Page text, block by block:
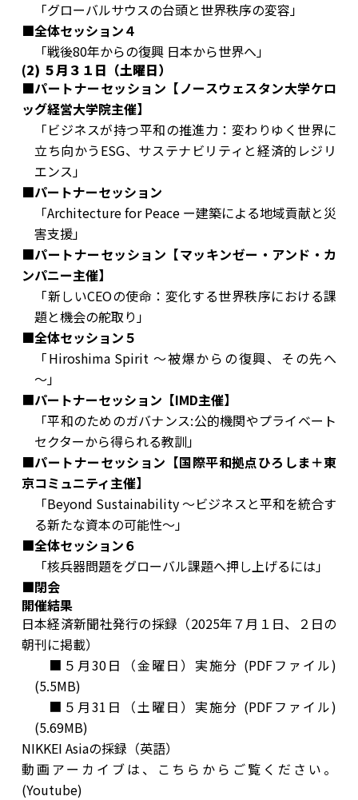
「グローバルサウスの台頭と世界秩序の変容」
■全体セッション４
「戦後80年からの復興 日本から世界へ」
(2) ５月３１日（土曜日）
■パートナーセッション【ノースウェスタン大学ケロ
ッグ経営大学院主催】
「ビジネスが持つ平和の推進力：変わりゆく世界に
立ち向かうESG、サステナビリティと経済的レジリ
エンス」
■パートナーセッション
​「Architecture for Peace ー建築による地域貢献と災
害支援」
■パートナーセッション【マッキンゼー・アンド・カ
ンパニー主催】
「新しいCEOの使命：変化する世界秩序における課
題と機会の舵取り」
■全体セッション５
「Hiroshima Spirit ～被爆からの復興、その先へ
～」
■パートナーセッション【IMD主催】
​「平和のためのガバナンス:公的機関やプライベート
セクターから得られる教訓」
■パートナーセッション【国際平和拠点ひろしま＋東
京コミュニティ主催】
「Beyond Sustainability ～ビジネスと平和を統合す
る新たな資本の可能性～」
■全体セッション６
「核兵器問題をグローバル課題へ押し上げるには」
■閉会
開催結果
日本経済新聞社発行の採録（2025年７月１日、２日の
朝刊に掲載）
■ ５月30日（金曜日）実施分 (PDFファイル)
(5.5MB)
■ ５月31日（土曜日）実施分 (PDFファイル)
(5.69MB)
NIKKEI Asiaの採録 （英語）
動画アーカイブは、こちら からご覧ください。
(Youtube)